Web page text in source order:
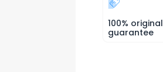
100% original
guarantee